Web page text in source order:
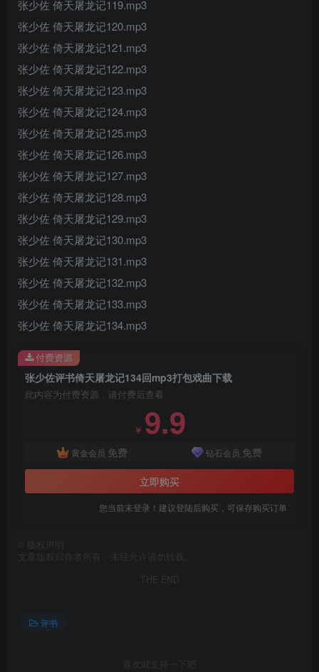
张少佐 倚天屠龙记119.mp3
张少佐 倚天屠龙记120.mp3
张少佐 倚天屠龙记121.mp3
张少佐 倚天屠龙记122.mp3
张少佐 倚天屠龙记123.mp3
张少佐 倚天屠龙记124.mp3
张少佐 倚天屠龙记125.mp3
张少佐 倚天屠龙记126.mp3
张少佐 倚天屠龙记127.mp3
张少佐 倚天屠龙记128.mp3
张少佐 倚天屠龙记129.mp3
张少佐 倚天屠龙记130.mp3
张少佐 倚天屠龙记131.mp3
张少佐 倚天屠龙记132.mp3
张少佐 倚天屠龙记133.mp3
张少佐 倚天屠龙记134.mp3
张少佐评书倚天屠龙记134回mp3打包戏曲下载
此内容为付费资源，请付费后查看
￥ 9.9
黄金会员 免费 钻石会员 免费
立即购买
您当前未登录！建议登陆后购买，可保存购买订单
付费资源
版权声明
文章版权归作者所有，未经允许请勿转载。
THE END
评书
喜欢就支持一下吧